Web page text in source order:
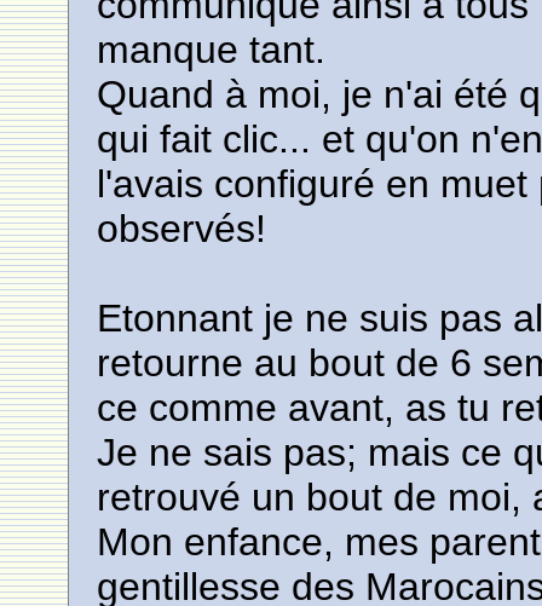
manque tant.
Quand à moi, je n'ai été
qui fait clic... et qu'on
l'avais configuré en
observés!
Etonnant je ne suis pas
retourne au bout de 6
ce comme avant, as tu
Je ne sais pas; mais ce
retrouvé un bout de moi,
Mon enfance, mes
gentillesse des